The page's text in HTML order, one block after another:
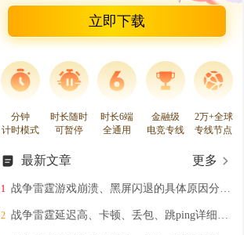
立即下载
分钟
计时模式
时长随时
可暂停
时长6端
全通用
金融级
电竞专线
2万+全球
专线节点
最新文章 更多
1 战争雷霆游戏崩溃、黑屏闪退的具体原因分析+解决办法分享
2 战争雷霆延迟高、卡顿、丢包、跳ping详细解决办法